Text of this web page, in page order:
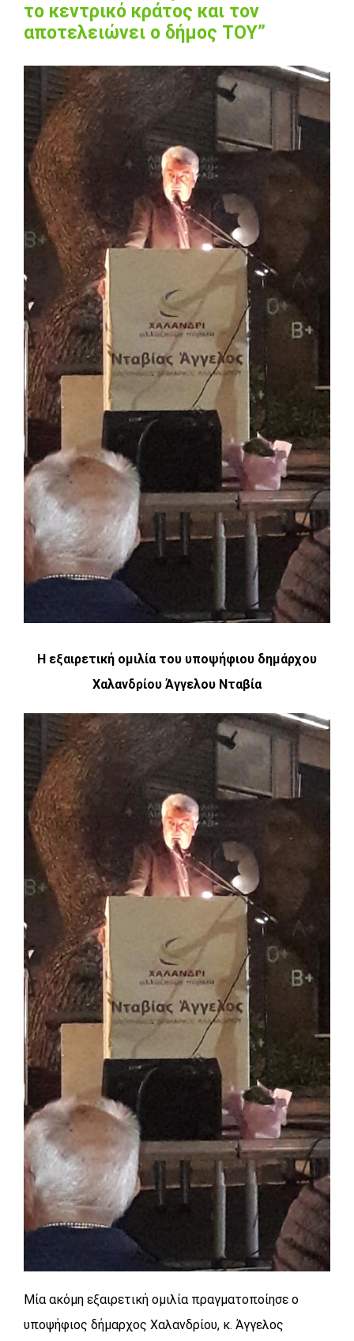
το κεντρικό κράτος και τον
αποτελειώνει ο δήμος ΤΟΥ”
View
Larger
Image
Η εξαιρετική ομιλία του υποψήφιου δημάρχου
Χαλανδρίου Άγγελου Νταβία
Μία ακόμη εξαιρετική ομιλία πραγματοποίησε ο
υποψήφιος δήμαρχος Χαλανδρίου, κ. Άγγελος